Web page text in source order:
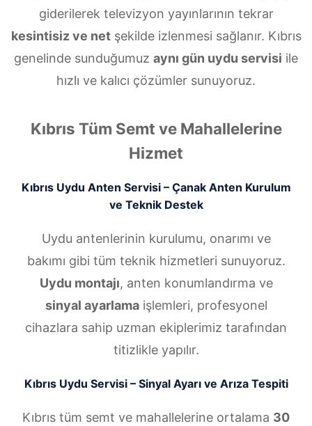
giderilerek televizyon yayınlarının tekrar
kesintisiz ve netşekilde izlenmesi sağlanır. Kıbrıs
genelinde sunduğumuz aynı gün uydu servisi ile
hızlı ve kalıcı çözümler sunuyoruz.
Kıbrıs Tüm Semt ve Mahallelerine
Hizmet
Kıbrıs Uydu Anten Servisi – Çanak Anten Kurulum
ve Teknik Destek
Uydu antenlerinin kurulumu, onarımı ve
bakımı gibi tüm teknik hizmetleri sunuyoruz.
Uydu montajı, anten konumlandırma ve
sinyal ayarlamaişlemleri, profesyonel
cihazlara sahip uzman ekiplerimiz tarafından
titizlikle yapılır.
Kıbrıs Uydu Servisi – Sinyal Ayarı ve Arıza Tespiti
Kıbrıs tüm semt ve mahallelerine ortalama 30